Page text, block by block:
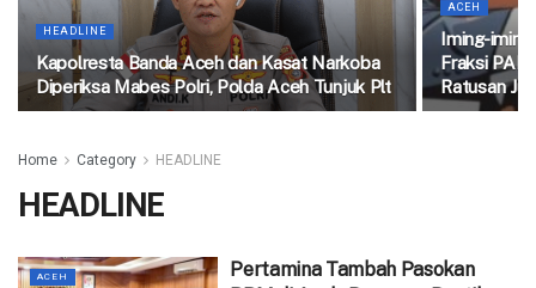
HEADLINE
Kapolresta Banda Aceh dan Kasat Narkoba
Diperiksa Mabes Polri, Polda Aceh Tunjuk Plt
ACEH
Iming-
Fraksi PAN
Ratusan
Home Category HEADLINE
HEADLINE
ACEH
Pertamina Tambah Pasokan